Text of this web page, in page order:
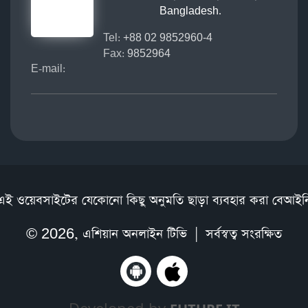
Bangladesh.
Tel: +88 02 9852960-4
Fax: 9852964
E-mail:
ওয়েবসাইটের যেকোনো কিছু অনুমতি ছাড়া ব্যবহার করা
© 2026, এশিয়ান অনলাইন টিভি| সর্বস্বত্ব সংরক্ষিত